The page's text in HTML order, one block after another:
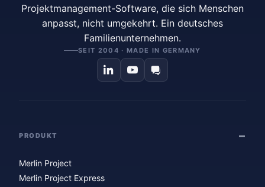
Projektmanagement-Software, die sich Menschen
anpasst, nicht umgekehrt. Ein deutsches
Familienunternehmen.
SEIT 2004 · MADE IN GERMANY
PRODUKT
Merlin Project
Merlin Project Express